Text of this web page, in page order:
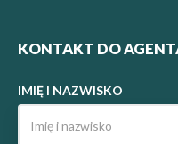
KONTAKT DO
IMIĘ I NAZWISKO